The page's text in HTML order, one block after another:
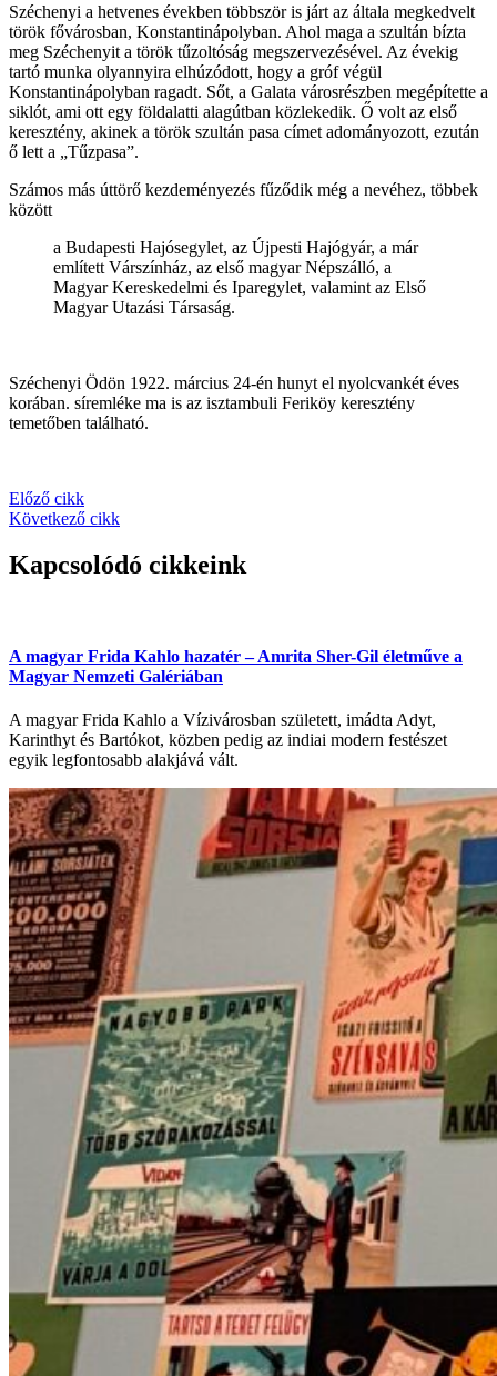
Széchenyi a hetvenes években többször is járt az általa megkedvelt
török fővárosban, Konstantinápolyban. Ahol maga a szultán bízta
meg Széchenyit a török tűzoltóság megszervezésével. Az évekig
tartó munka olyannyira elhúzódott, hogy a gróf végül
Konstantinápolyban ragadt. Sőt, a Galata városrészben megépítette a
siklót, ami ott egy földalatti alagútban közlekedik. Ő volt az első
keresztény, akinek a török szultán pasa címet adományozott, ezután
ő lett a „Tűzpasa”.
Számos más úttörő kezdeményezés fűződik még a nevéhez, többek
között
a Budapesti Hajósegylet, az Újpesti Hajógyár, a már
említett Várszínház, az első magyar Népszálló, a
Magyar Kereskedelmi és Iparegylet, valamint az Első
Magyar Utazási Társaság.
Széchenyi Ödön 1922. március 24-én hunyt el nyolcvankét éves
korában. síremléke ma is az isztambuli Feriköy keresztény
temetőben található.
Előző cikk
Következő cikk
Kapcsolódó cikkeink
A magyar Frida Kahlo hazatér – Amrita Sher-Gil életműve a
Magyar Nemzeti Galériában
A magyar Frida Kahlo a Vízivárosban született, imádta Adyt,
Karinthyt és Bartókot, közben pedig az indiai modern festészet
egyik legfontosabb alakjává vált.